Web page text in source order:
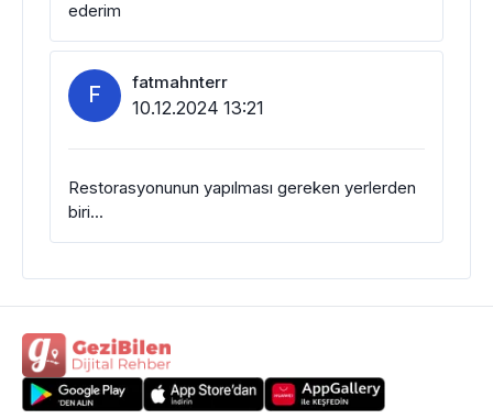
ederim
F fatmahnterr
10.12.2024 13:21
Restorasyonunun yapılması gereken yerlerden
biri...